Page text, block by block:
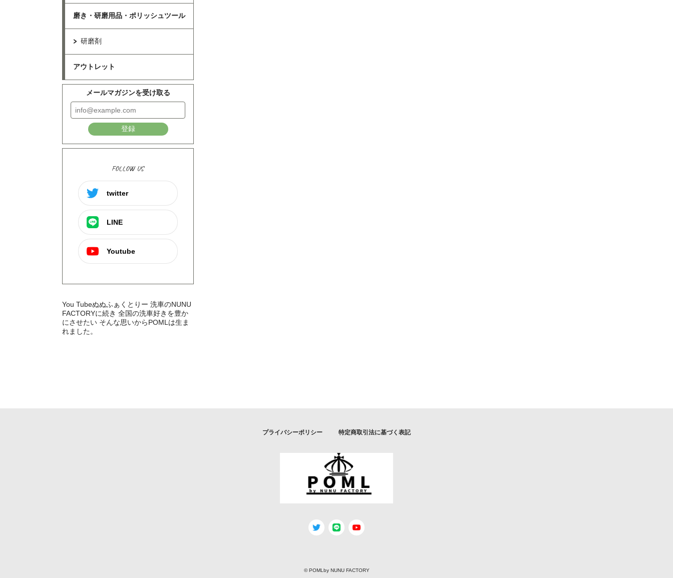
磨き・研磨用品・ポリッシュツール
研磨剤
アウトレット
メールマガジンを受け取る
登録
FOLLOW US
twitter
LINE
Youtube
You Tubeぬぬふぁくとりー 洗車のNUNU
FACTORYに続き 全国の洗車好きを豊か
にさせたい そんな思いからPOMLは生ま
れました。
プライバシーポリシー 特定商取引法に基づく表記
© POMLby NUNU FACTORY